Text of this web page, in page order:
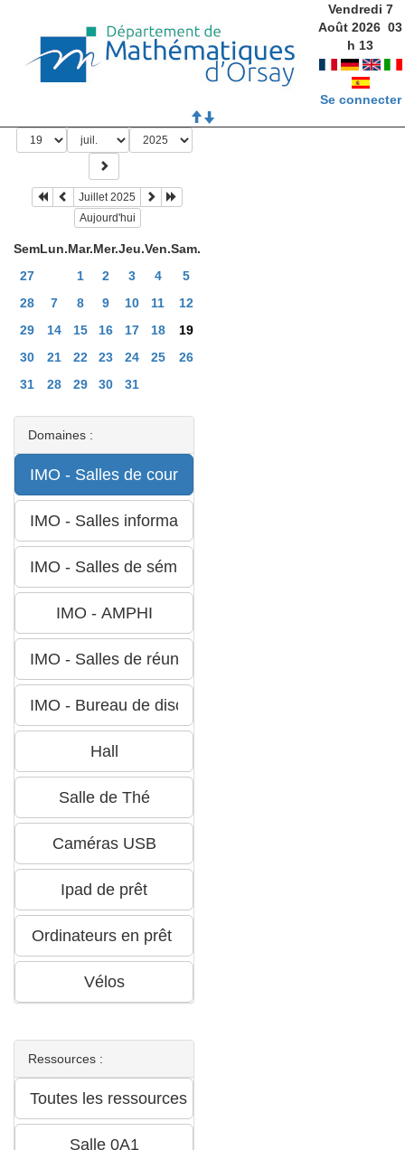
Vendredi 7
Août 2026 03
h 13
Se connecter
Juillet 2025
Aujourd'hui
SemLun.Mar.Mer.Jeu.Ven.Sam.
27
1 2 3 4
5
28
7 8 9 10 11
12
29
14 15 16 17 18
19
30
21 22 23 24 25
26
31
28 29 30 31
Domaines :
Ressources :